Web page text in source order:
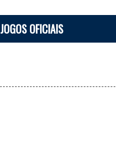
JOGOS OFICIAIS